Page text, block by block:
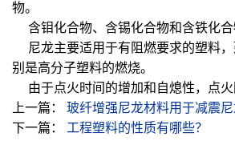
物。
含钼化合物、含锡化合物和含铁化合
尼龙主要适用于有阻燃要求的塑料，
别是高分子塑料的燃烧。
由于点火时间的增加和自熄性，点火
上一篇： 玻纤增强尼龙材料用于减震
下一篇： 工程塑料的性质有哪些？